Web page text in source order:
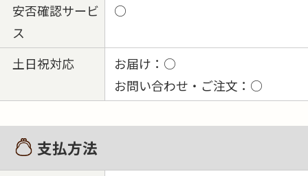
安否確認サービ
ス
○
土日祝対応
お届け：○
お問い合わせ・ご注文：○
支払方法